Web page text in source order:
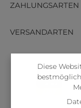
ZAHLUNGSARTEN
VERSANDARTEN
Diese